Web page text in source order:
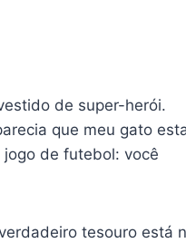
de super-herói.
que meu gato
de futebol: você
tesouro está